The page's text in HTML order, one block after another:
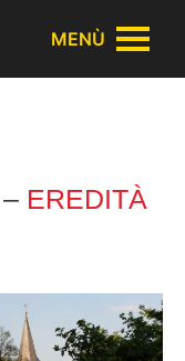
MENÙ
EREDITÀ